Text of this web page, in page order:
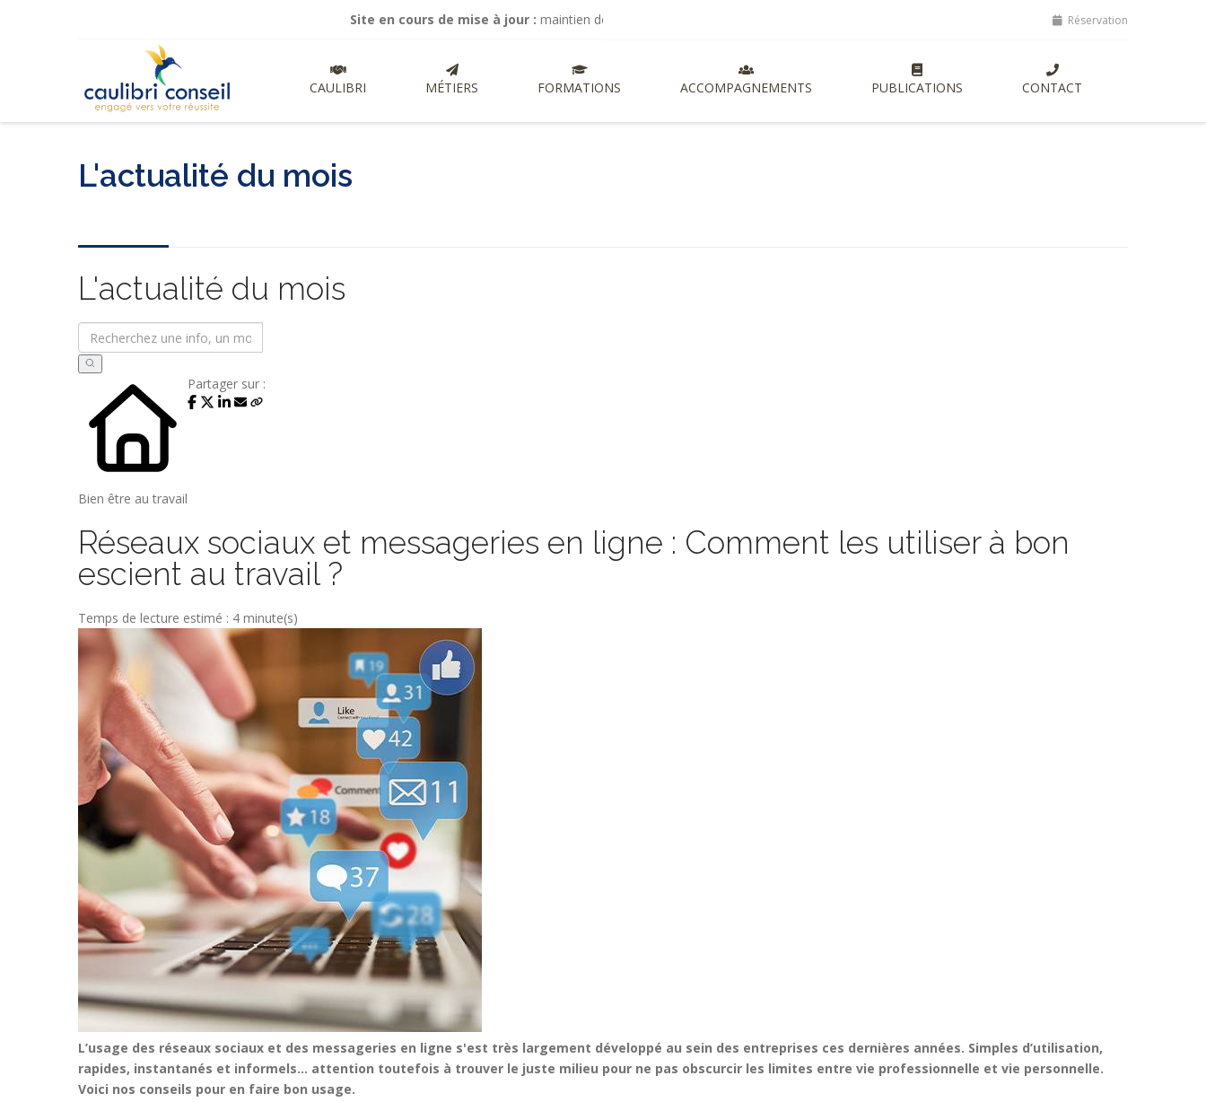
Site en cours de mise à jour : maintien de mes activités de commissariat aux comptes, lancement de nouvelles formations entrepreneuriales axées
Réservation
CAULIBRI MÉTIERS FORMATIONS ACCOMPAGNEMENTS PUBLICATIONS CONTACT
L'actualité du mois
L'actualité du mois
Bien être au travail
Partager sur :
Réseaux sociaux et messageries en ligne : Comment les utiliser à bon
escient au travail ?
Temps de lecture estimé : 4 minute(s)
L’usage des réseaux sociaux et des messageries en ligne s'est très largement développé au sein des entreprises ces dernières années. Simples d’utilisation,
rapides, instantanés et informels… attention toutefois à trouver le juste milieu pour ne pas obscurcir les limites entre vie professionnelle et vie personnelle.
Voici nos conseils pour en faire bon usage.